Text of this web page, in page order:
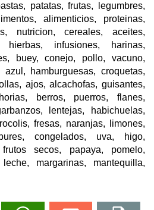
patatas, frutas, legumbres,
alimenticios, proteinas,
nutricion, cereales, aceites,
hierbas, infusiones, harinas,
buey, conejo, pollo, vacuno,
hamburguesas, croquetas,
ajos, alcachofas, guisantes,
berros, puerros, flanes,
lentejas, habichuelas,
fresas, naranjas, limones,
congelados, uva, higo,
secos, papaya, pomelo,
margarinas, mantequilla,